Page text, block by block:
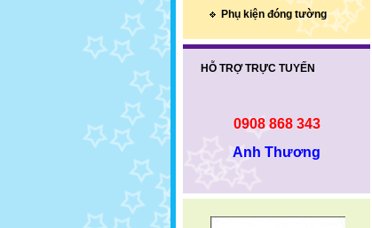
Phụ kiện đóng tường
HỖ TRỢ TRỰC TUYẾN
0908 868 343
Anh Thương